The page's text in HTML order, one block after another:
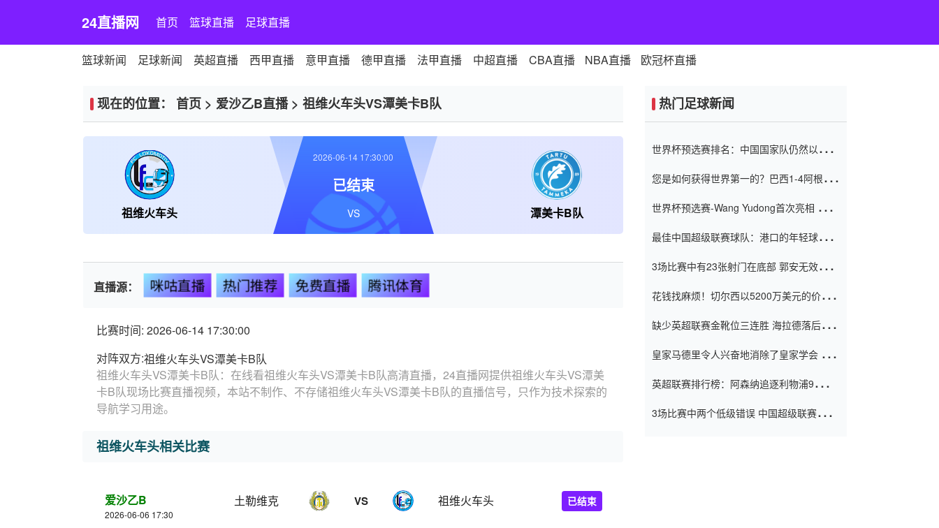
24直播网 首页 篮球直播 足球直播
篮球新闻 足球新闻 英超直播 西甲直播 意甲直播 德甲直播 法甲直播 中超直播 CBA直播 NBA直播 欧冠杯直播
现在的位置： 首页 > 爱沙乙B直播> 祖维火车头VS潭美卡B队
祖维火车头 潭美卡B队
2026-06-14 17:30:00
已结束
VS
直播源： 咪咕直播 热门推荐 免费直播 腾讯体育
比赛时间: 2026-06-14 17:30:00
对阵双方:祖维火车头VS潭美卡B队
祖维火车头VS潭美卡B队：在线看祖维火车头VS潭美卡B队高清直播，24直播网提供祖维火车头VS潭美
卡B队现场比赛直播视频，本站不制作、不存储祖维火车头VS潭美卡B队的直播信号，只作为技术探索的
导航学习用途。
祖维火车头相关比赛
爱沙乙B
2026-06-06 17:30
土勒维克 VS 祖维火车头 已结束
热门足球新闻
世界杯预选赛排名：中国国家队仍然以6分
您是如何获得世界第一的？巴西1-4阿根
世界杯预选赛-Wang Yudong首次亮相 中国
最佳中国超级联赛球队：港口的年轻球员在
（Taishan）
3场比赛中有23张射门在底部 郭安无效传球
花钱找麻烦！切尔西以5200万美元的价格
窗口
缺少英超联赛金靴位三连胜 海拉德落后6球
皇家马德里令人兴奋地消除了皇家学会 安
英超联赛排行榜：阿森纳追逐利物浦9分 曼
3场比赛中两个低级错误 中国超级联赛的前